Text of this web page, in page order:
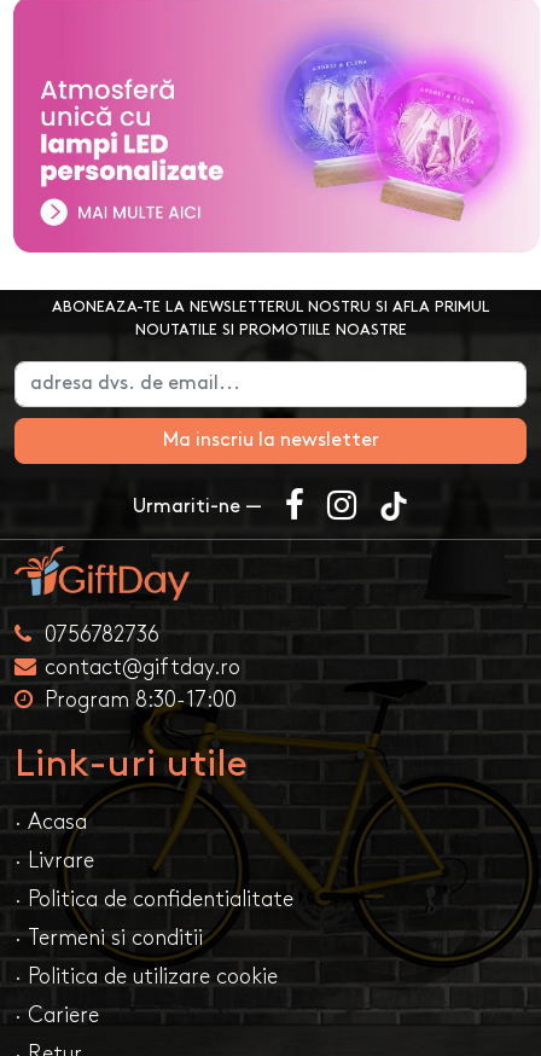
ABONEAZA-TE LA NEWSLETTERUL NOSTRU SI AFLA PRIMUL
NOUTATILE SI PROMOTIILE NOASTRE
Ma inscriu la newsletter
Urmariti-ne —
0756782736
contact@giftday.ro
Program 8:30-17:00
Link-uri utile
· Acasa
· Livrare
· Politica de confidentialitate
· Termeni si conditii
· Politica de utilizare cookie
· Cariere